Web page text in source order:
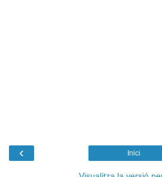
‹ Inici